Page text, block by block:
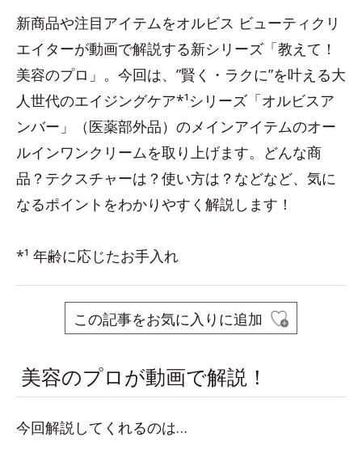
新商品や注目アイテムをオルビス ビューティクリ
エイターが動画で解説する新シリーズ「教えて！
美容のプロ」。今回は、”賢く・ラクに”を叶える大
人世代のエイジングケア*¹シリーズ「オルビスア
ンバー」（医薬部外品）のメインアイテムのオー
ルインワンクリームを取り上げます。どんな商
品？テクスチャーは？使い方は？などなど、気に
なるポイントをわかりやすく解説します！
*¹ 年齢に応じたお手入れ
この記事をお気に入りに追加
美容のプロが動画で解説！
今回解説してくれるのは…